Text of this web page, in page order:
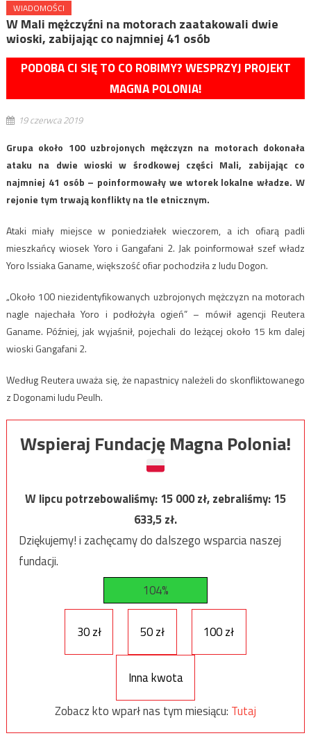
WIADOMOŚCI
W Mali mężczyźni na motorach zaatakowali dwie
wioski, zabijając co najmniej 41 osób
PODOBA CI SIĘ TO CO ROBIMY? WESPRZYJ PROJEKT
MAGNA POLONIA!
19 czerwca 2019
Grupa około 100 uzbrojonych mężczyzn na motorach dokonała
ataku na dwie wioski w środkowej części Mali, zabijając co
najmniej 41 osób – poinformowały we wtorek lokalne władze. W
rejonie tym trwają konflikty na tle etnicznym.
Ataki miały miejsce w poniedziałek wieczorem, a ich ofiarą padli
mieszkańcy wiosek Yoro i Gangafani 2. Jak poinformował szef władz
Yoro Issiaka Ganame, większość ofiar pochodziła z ludu Dogon.
„Około 100 niezidentyfikowanych uzbrojonych mężczyzn na motorach
nagle najechała Yoro i podłożyła ogień” – mówił agencji Reutera
Ganame. Później, jak wyjaśnił, pojechali do leżącej około 15 km dalej
wioski Gangafani 2.
Według Reutera uważa się, że napastnicy należeli do skonfliktowanego
z Dogonami ludu Peulh.
Wspieraj Fundację Magna Polonia!
W lipcu potrzebowaliśmy:15 000zł, zebraliśmy:15
633,5zł.
Dziękujemy! i zachęcamy do dalszego wsparcia naszej
fundacji.
104%
30 zł 50 zł 100 zł
Inna kwota
Zobacz kto wparł nas tym miesiącu: Tutaj